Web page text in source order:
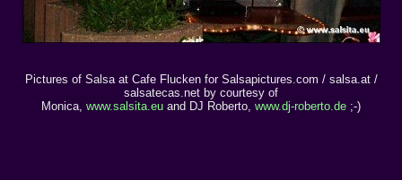
Pictures of Salsa at Cafe Flucken for Salsapictures.com / salsa.at /
salsatecas.net by courtesy of
Monica, www.salsita.eu and DJ Roberto, www.dj-roberto.de ;-)